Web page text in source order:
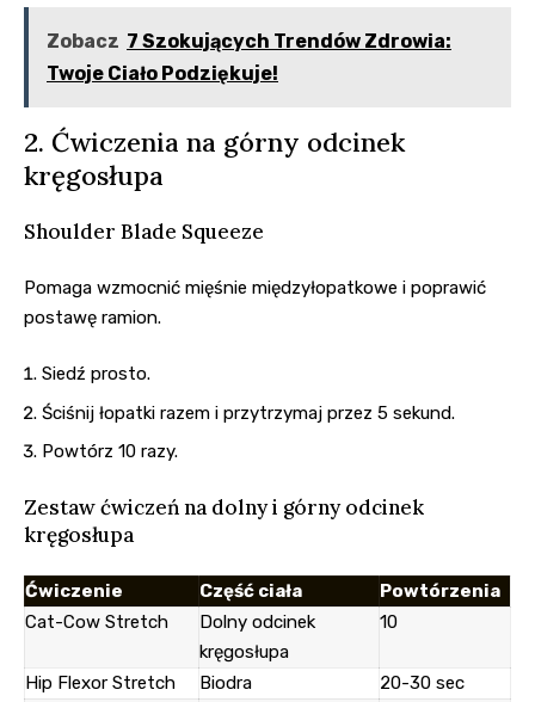
Zobacz 7 Szokujących Trendów Zdrowia:
Twoje Ciało Podziękuje!
2. Ćwiczenia na górny odcinek
kręgosłupa
Shoulder Blade Squeeze
Pomaga wzmocnić mięśnie międzyłopatkowe i poprawić
postawę ramion.
Siedź prosto.
Ściśnij łopatki razem i przytrzymaj przez 5 sekund.
Powtórz 10 razy.
Zestaw ćwiczeń na dolny i górny odcinek
kręgosłupa
Ćwiczenie Część ciała
Powtórzenia
Cat-Cow Stretch
Dolny odcinek
kręgosłupa
10
Hip Flexor Stretch Biodra
20-30 sec